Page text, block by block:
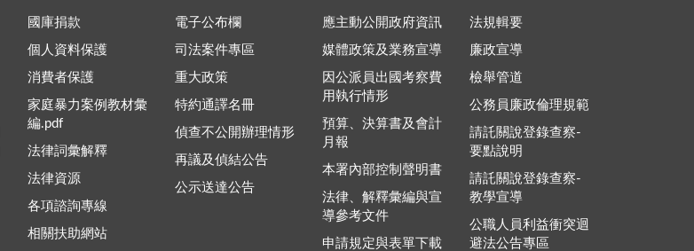
國庫捐款
個人資料保護
消費者保護
家庭暴力案例教材彙
編.pdf
法律詞彙解釋
法律資源
各項諮詢專線
相關扶助網站
電子公布欄
司法案件專區
重大政策
特約通譯名冊
偵查不公開辦理情形
再議及偵結公告
公示送達公告
應主動公開政府資訊
媒體政策及業務宣導
因公派員出國考察費
用執行情形
預算、決算書及會計
月報
本署內部控制聲明書
法律、解釋彙編與宣
導參考文件
申請規定與表單下載
法規輯要
廉政宣導
檢舉管道
公務員廉政倫理規範
請託關說登錄查察-
要點說明
請託關說登錄查察-
教學宣導
公職人員利益衝突迴
避法公告專區